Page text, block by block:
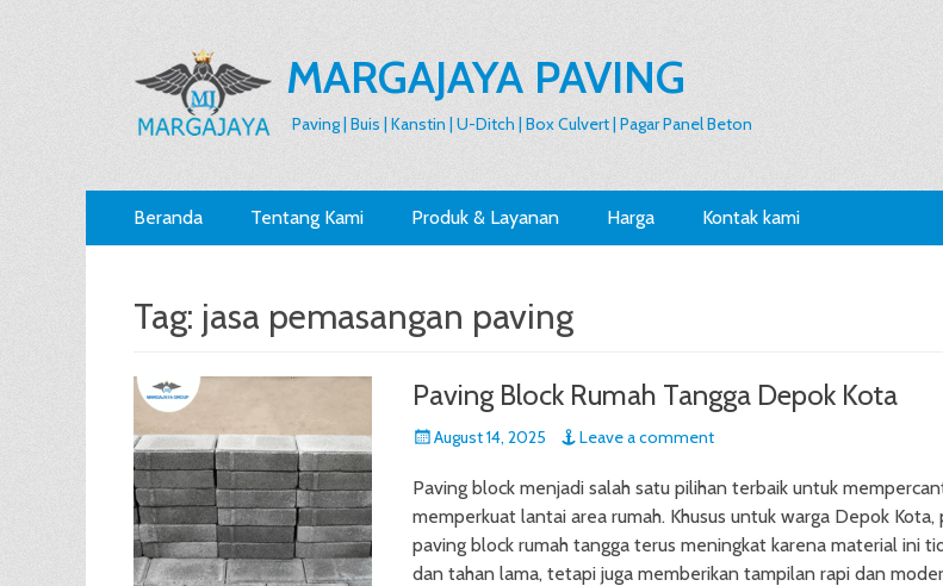
MARGAJAYA PAVING
Paving | Buis | Kanstin | U-Ditch | Box Culvert | Pagar Panel Beton
Primary
Menu
Beranda Tentang Kami Produk & Layanan Harga Kontak kami
Tag: jasa pemasangan paving
Paving Block Rumah Tangga Depok Kota
Posted
August 14, 2025 Leave a comment
Paving block menjadi salah satu pilihan terbaik untuk
memperkuat lantai area rumah. Khusus untuk warga Depok
paving block rumah tangga terus meningkat karena material ini
dan tahan lama, tetapi juga memberikan tampilan rapi dan